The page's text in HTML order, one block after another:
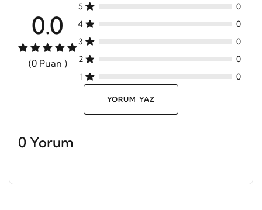
0.0
(0 Puan )
5
0
4
0
3
0
2
0
1
0
YORUM YAZ
0 Yorum